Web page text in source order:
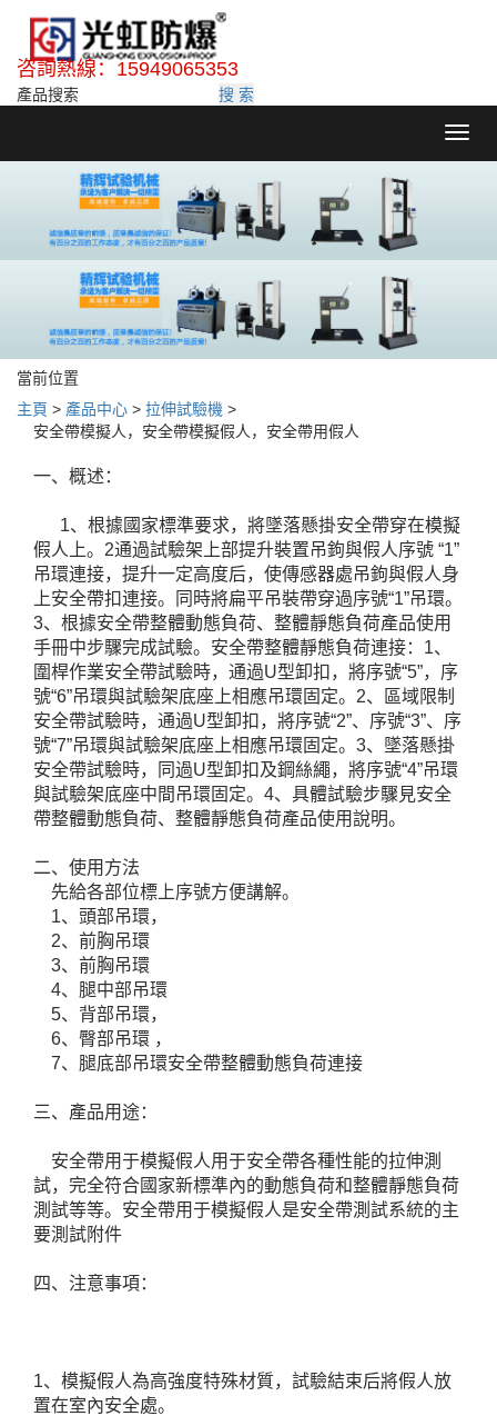
咨詢熱線：15949065353
搜 索
當前位置
主頁 > 產品中心 > 拉伸試驗機 >
安全帶模擬人，安全帶模擬假人，安全帶用假人
一、概述：
1、根據國家標準要求，將墜落懸掛安全帶穿在模擬
假人上。2通過試驗架上部提升裝置吊鉤與假人序號 “1”
吊環連接，提升一定高度后，使傳感器處吊鉤與假人身
上安全帶扣連接。同時將扁平吊裝帶穿過序號“1”吊環。
3、根據安全帶整體動態負荷、整體靜態負荷產品使用
手冊中步驟完成試驗。安全帶整體靜態負荷連接：1、
圍桿作業安全帶試驗時，通過U型卸扣，將序號“5”，序
號“6”吊環與試驗架底座上相應吊環固定。2、區域限制
安全帶試驗時，通過U型卸扣，將序號“2”、序號“3”、序
號“7”吊環與試驗架底座上相應吊環固定。3、墜落懸掛
安全帶試驗時，同過U型卸扣及鋼絲繩，將序號“4”吊環
與試驗架底座中間吊環固定。4、具體試驗步驟見安全
帶整體動態負荷、整體靜態負荷產品使用說明。
二、使用方法
先給各部位標上序號方便講解。
1、頭部吊環，
2、前胸吊環
3、前胸吊環
4、腿中部吊環
5、背部吊環，
6、臀部吊環 ，
7、腿底部吊環安全帶整體動態負荷連接
三、產品用途：
安全帶用于模擬假人用于安全帶各種性能的拉伸測
試，完全符合國家新標準內的動態負荷和整體靜態負荷
測試等等。安全帶用于模擬假人是安全帶測試系統的主
要測試附件
四、注意事項：
1、模擬假人為高強度特殊材質，試驗結束后將假人放
置在室內安全處。